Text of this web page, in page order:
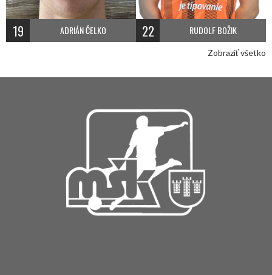
19 ADRIÁN ČELKO 22 RUDOLF BOŽIK
Zobraziť všetko